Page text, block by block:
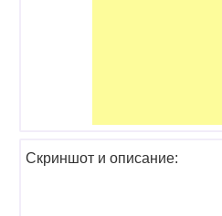
Скриншот и описание: